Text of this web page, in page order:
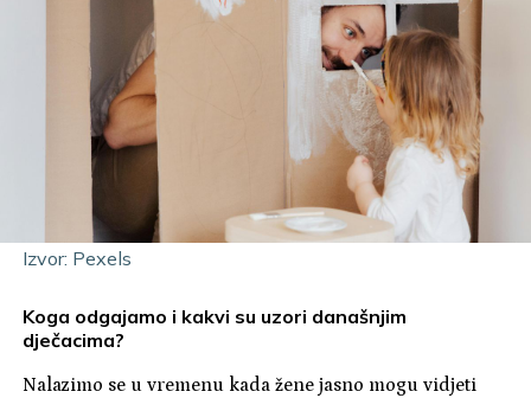
Izvor: Pexels
Koga odgajamo i kakvi su uzori današnjim
dječacima?
Nalazimo se u vremenu kada žene jasno mogu vidjeti